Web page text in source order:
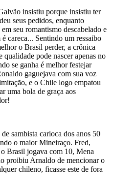
insistiu porque insistiu ter
seus pedidos, enquanto
seu romantismo descabelado e
careca... Sentindo um ressaibo
o Brasil perder, a crônica
qualidade pode nascer apenas no
se ganha é melhor festejar
gaguejava com sua voz
e o Chile logo empatou
uma bola de graça aos
sambista carioca dos anos 50
o maior Mineiraço. Fred,
Brasil jogava com 10, Mena
proibiu Arnaldo de mencionar o
chileno, ficasse este de fora